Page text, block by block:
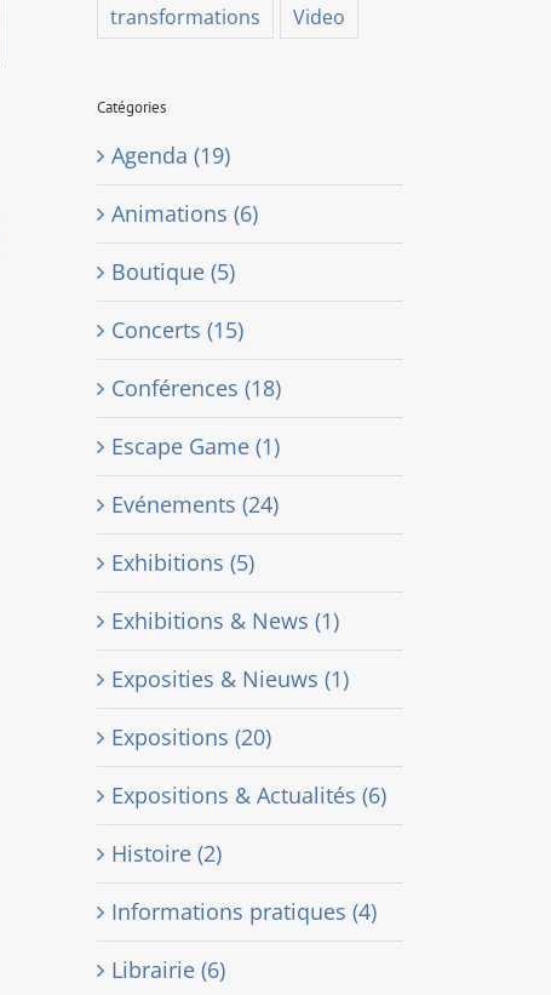
transformations
Video
Catégories
Agenda (19)
Animations (6)
Boutique (5)
Concerts (15)
Conférences (18)
Escape Game (1)
Evénements (24)
Exhibitions (5)
Exhibitions & News (1)
Exposities & Nieuws (1)
Expositions (20)
Expositions & Actualités (6)
Histoire (2)
Informations pratiques (4)
Librairie (6)